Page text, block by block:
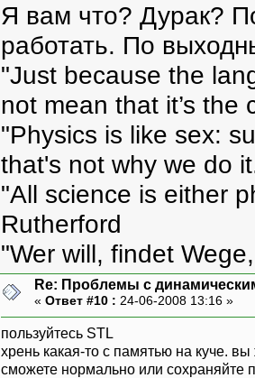
{
}
}
private
bool
static int
static int
};
void main()
{
int r=5, z=4;
Chromosome Ch1;
Chromosome Ch2;
Chromosome Ch3;
Chromosome Ch4;
Я вам что? Дурак?
работать. По
"Just because the
not mean that it’s the
"Physics is like sex:
that's not why we do
"All science is either
Rutherford
"Wer will, findet
Re: Проблемы с
« Ответ #10 : 24-06-2008 13:16 »
пользуйтесь STL
хрень какая-то с памятью на куче.
сможете нормально или сохраняйте